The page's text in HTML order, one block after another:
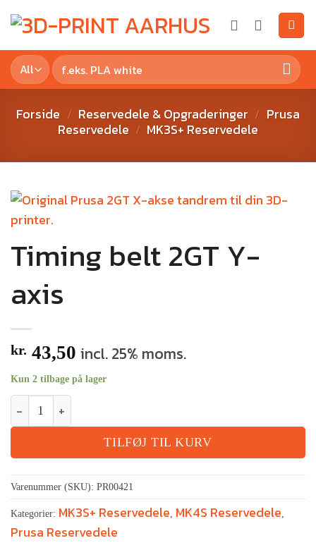
Forside / Reservedele & Opgraderinger / Prusa
Reservedele / MK3S+ Reservedele
Timing belt 2GT Y-
axis
kr. 43,50 incl. 25% moms.
Kun 2 tilbage på lager
TILFØJ TIL KURV
Varenummer (SKU): PR00421
Kategorier: MK3S+ Reservedele, MK4S Reservedele,
Prusa Reservedele